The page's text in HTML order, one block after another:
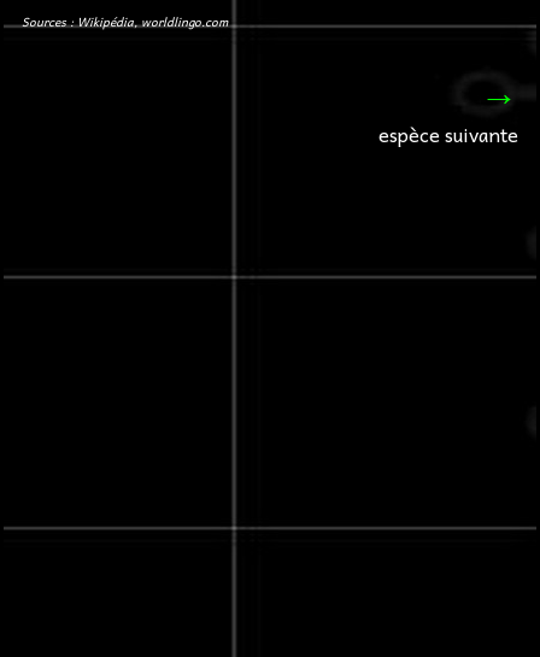
Sources : Wikipédia, worldlingo.com
→
espèce suivante